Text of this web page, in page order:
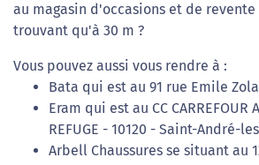
au magasin d'occasions et de revente
trouvant qu'à 30 m ?
Vous pouvez aussi vous rendre à :
Bata qui est au 91 rue Emile
Eram qui est au CC CARREFOUR
REFUGE - 10120 - Saint-André-
Arbell Chaussures se situant au